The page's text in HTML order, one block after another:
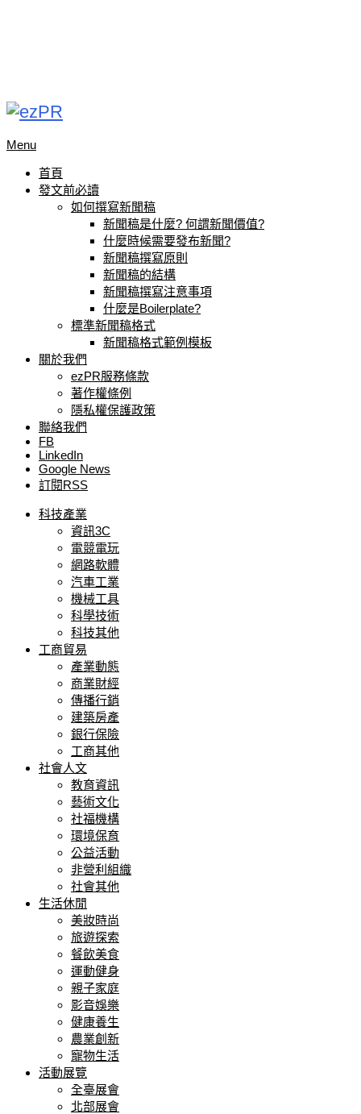
Menu
首頁
發文前必讀
如何撰寫新聞稿
新聞稿是什麼? 何謂新聞價值?
什麼時候需要發布新聞?
新聞稿撰寫原則
新聞稿的結構
新聞稿撰寫注意事項
什麼是Boilerplate?
標準新聞稿格式
新聞稿格式範例模板
關於我們
ezPR服務條款
著作權條例
隱私權保護政策
聯絡我們
FB
LinkedIn
Google News
訂閱RSS
科技產業
資訊3C
電競電玩
網路軟體
汽車工業
機械工具
科學技術
科技其他
工商貿易
產業動態
商業財經
傳播行銷
建築房產
銀行保險
工商其他
社會人文
教育資訊
藝術文化
社福機構
環境保育
公益活動
非營利組織
社會其他
生活休閒
美妝時尚
旅遊探索
餐飲美食
運動健身
親子家庭
影音娛樂
健康養生
農業創新
寵物生活
活動展覽
全臺展會
北部展會